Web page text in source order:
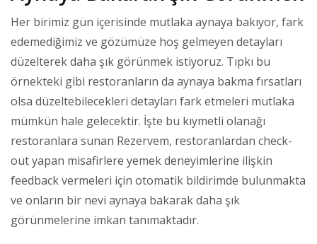
Her birimiz gün içerisinde mutlaka aynaya bakıyor, fark
edemediğimiz ve gözümüze hoş gelmeyen detayları
düzelterek daha şık görünmek istiyoruz. Tıpkı bu
örnekteki gibi restoranların da aynaya bakma fırsatları
olsa düzeltebilecekleri detayları fark etmeleri mutlaka
mümkün hale gelecektir. İşte bu kıymetli olanağı
restoranlara sunan Rezervem, restoranlardan check-
out yapan misafirlere yemek deneyimlerine ilişkin
feedback vermeleri için otomatik bildirimde bulunmakta
ve onların bir nevi aynaya bakarak daha şık
görünmelerine imkan tanımaktadır.